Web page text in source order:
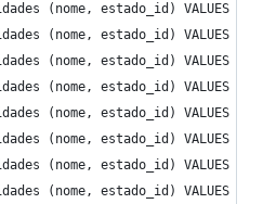
(nome, estado_id) VALUES
(nome, estado_id) VALUES
(nome, estado_id) VALUES
(nome, estado_id) VALUES
(nome, estado_id) VALUES
(nome, estado_id) VALUES
(nome, estado_id) VALUES
(nome, estado_id) VALUES